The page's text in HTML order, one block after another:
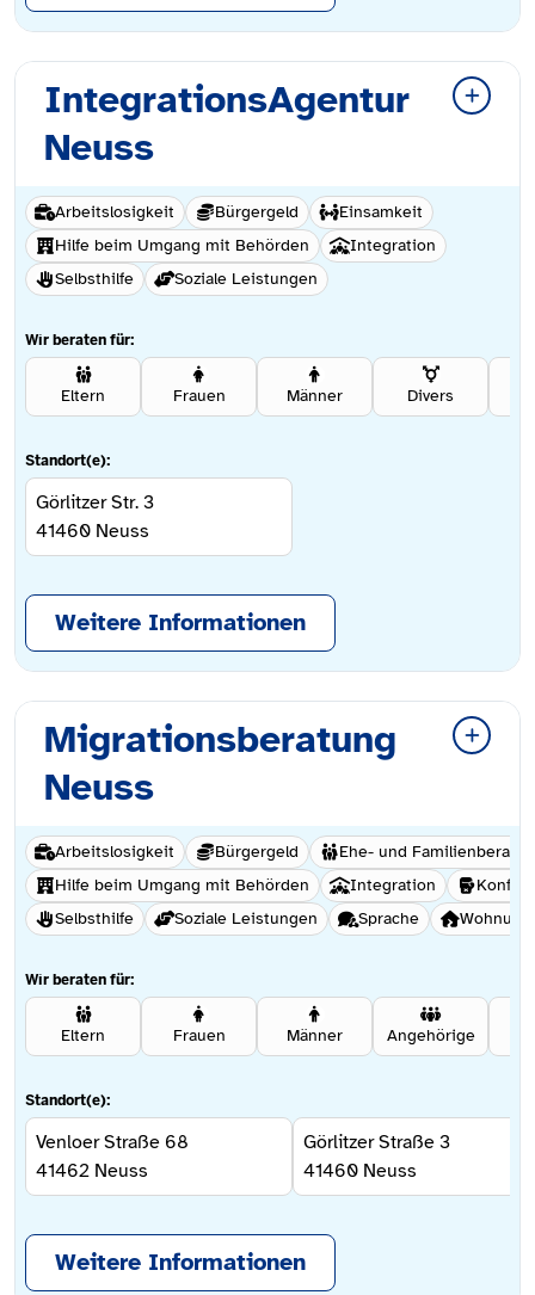
IntegrationsAgentur
Neuss
Arbeitslosigkeit Bürgergeld
Einsamkeit
Hilfe beim Umgang mit Behörden
Integration
Selbsthilfe
Soziale Leistungen
Wir beraten für:
Eltern Frauen Männer Divers
Standort(e):
Görlitzer Str. 3
41460 Neuss
Weitere Informationen
Migrationsberatung
Neuss
Arbeitslosigkeit Bürgergeld
Ehe- und
Hilfe beim Umgang mit Behörden
Integration
Selbsthilfe
Soziale Leistungen Sprache
Wir beraten für:
Eltern Frauen Männer Angehörige
Standort(e):
Venloer Straße 68
41462 Neuss
Görlitzer Straße 3
41460 Neuss
Weitere Informationen